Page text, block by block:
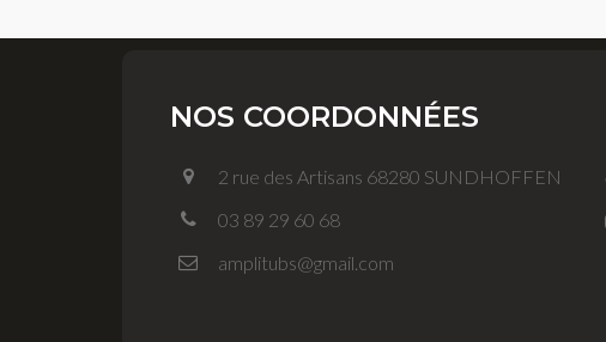
NOS COORDONNÉES
2 rue des Artisans 68280 SUNDHOFFEN
03 89 29 60 68
amplitubs@gmail.com